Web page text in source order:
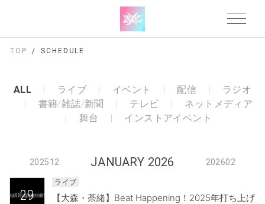
TOP SCHEDULE
ALL ライブ イベント 配信
ラジオ
書籍/雑誌/新聞
テレビ
ネットメディア
舞台
インストアイベント
202512 JANUARY 2026 202602
29
ライブ
【大森・荼緒】Beat Happening！2025年打ち上げ